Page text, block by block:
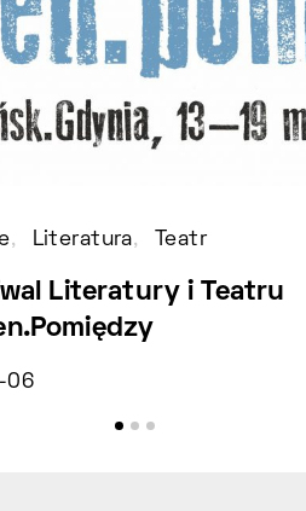
Literatura Teatr
Literatury i Teatru
06